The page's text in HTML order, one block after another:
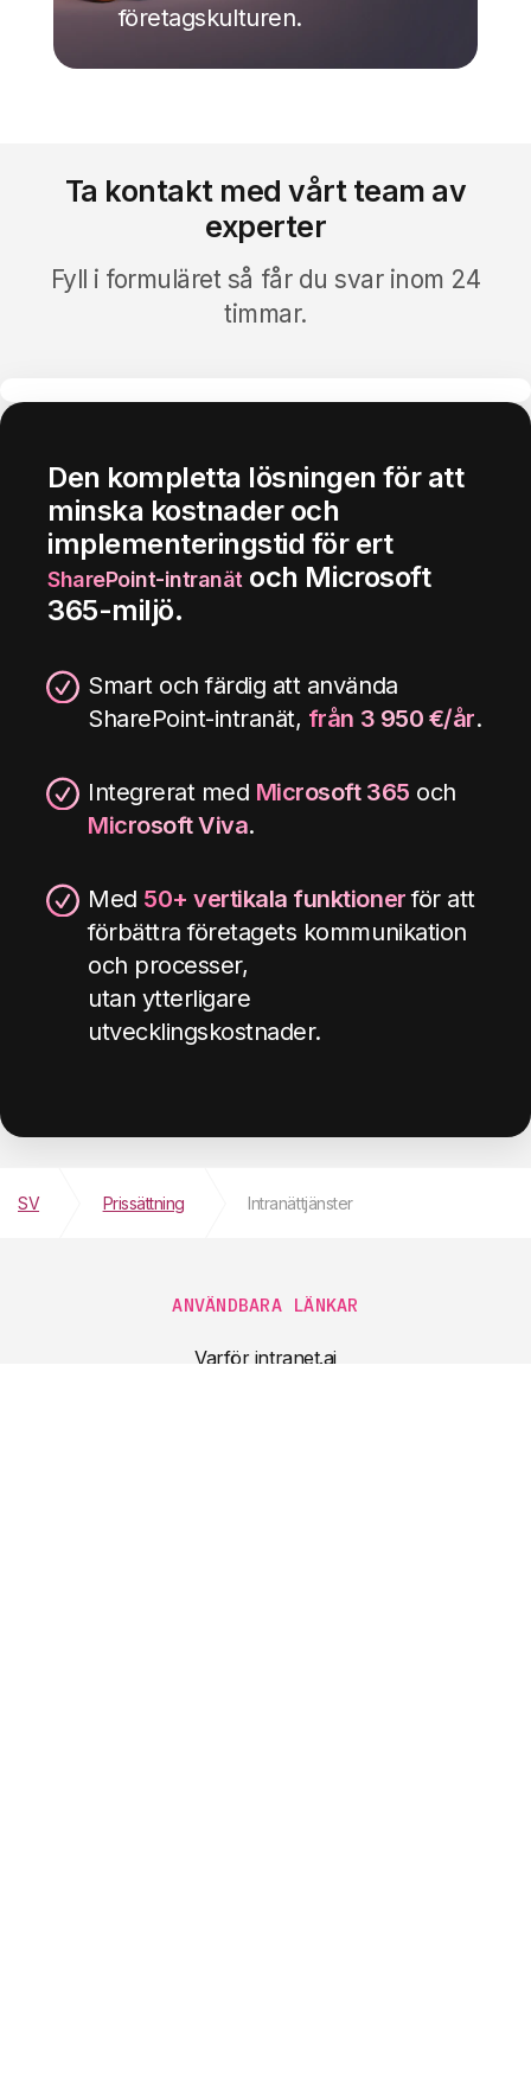
företagskulturen.
Ta kontakt med vårt team av
experter
Fyll i formuläret så får du svar inom 24
timmar.
Den kompletta lösningen för att
minska kostnader och
implementeringstid för ert
SharePoint-intranät och Microsoft
365-miljö.
Smart och färdig att använda
SharePoint-intranät, från 3 950 €/år.
Integrerat med Microsoft 365 och
Microsoft Viva.
Med 50+ vertikala funktionerför att
förbättra företagets kommunikation
och processer,
utan ytterligare
utvecklingskostnader.
SV Prissättning Intranättjänster
ANVÄNDBARA LÄNKAR
Varför intranet.ai